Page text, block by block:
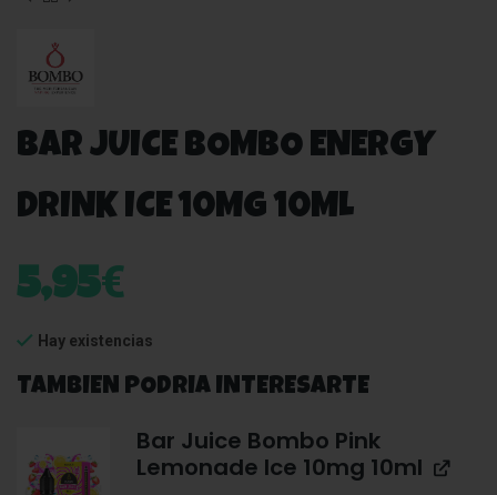
BAR JUICE BOMBO ENERGY
DRINK ICE 10MG 10ML
5,95€
Hay existencias
TAMBIEN PODRIA INTERESARTE
Bar Juice Bombo Pink
Lemonade Ice 10mg 10ml